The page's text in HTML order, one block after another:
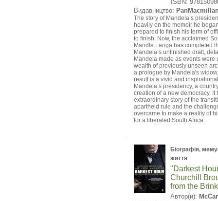
ISBN:
Видавництво:
The story of Mandela’s
heavily on the memoir he
prepared to finish his term of
to finish. Now, the acclaimed
Mandla Langa has completed
Mandela’s unfinished draft,
Mandela made as events were
wealth of previously unseen
a prologue by Mandela's
result is a vivid and
Mandela’s presidency, a
creation of a new democracy. It
extraordinary story of the
apartheid rule and the
overcame to make a reality of
for a liberated South Africa.
Біографія,
життя
"Darkest
Churchill
from the
Автор(и):